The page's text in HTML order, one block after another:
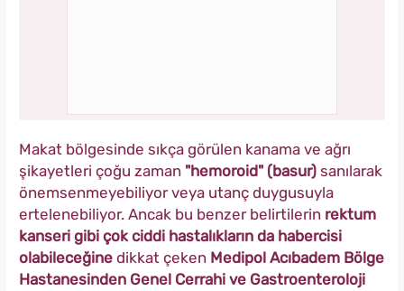
Makat bölgesinde sıkça görülen kanama ve ağrı
şikayetleri çoğu zaman "hemoroid" (basur) sanılarak
önemsenmeyebiliyor veya utanç duygusuyla
ertelenebiliyor. Ancak bu benzer belirtilerin rektum
kanseri gibi çok ciddi hastalıkların da habercisi
olabileceğine dikkat çeken Medipol Acıbadem Bölge
Hastanesinden Genel Cerrahi ve Gastroenteroloji